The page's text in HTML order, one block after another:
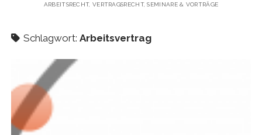
DATENSCHUTZERKLÄRUNG
ARBEITSRECHT, VERTRAGSRECHT, SEMINARE & VORTRÄGE
Schlagwort: Arbeitsvertrag